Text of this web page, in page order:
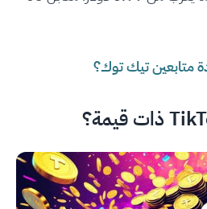
متابعين تيك توك؟